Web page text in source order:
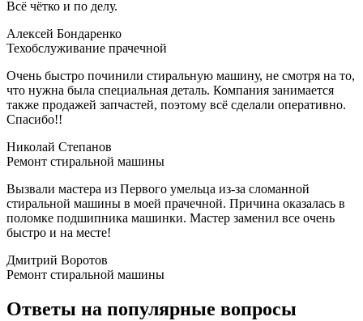
Всё чётко и по делу.
Алексей Бондаренко
Техобслуживание прачечной
Очень быстро починили стиральную машину, не смотря на то,
что нужна была специальная деталь. Компания занимается
также продажей запчастей, поэтому всё сделали оперативно.
Спасибо!!
Николай Cтепанов
Ремонт стиральной машины
Вызвали мастера из Первого умельца из-за сломанной
стиральной машины в моей прачечной. Причина оказалась в
поломке подшипника машинки. Мастер заменил все очень
быстро и на месте!
Дмитрий Воротов
Ремонт стиральной машины
Ответы на популярные вопросы